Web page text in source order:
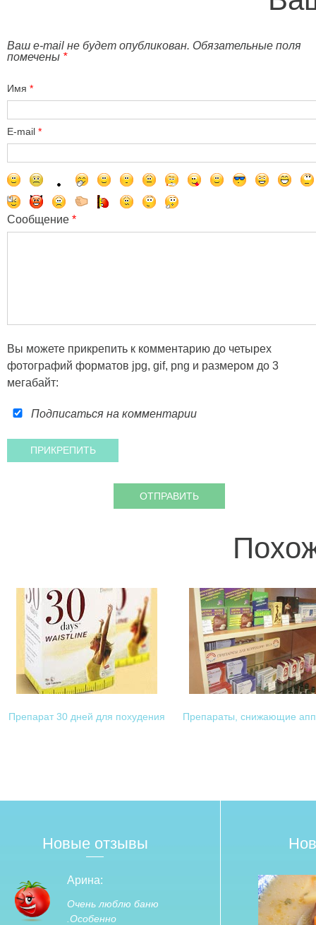
Ваш e-mail не будет опубликован. Обязательные поля
помечены *
Имя *
E-mail *
Сообщение *
Вы можете прикрепить к комментарию до четырех
фотографий форматов jpg, gif, png и размером до 3
мегабайт:
Подписаться на комментарии
Препарат 30 дней для похудения Препараты, снижающие
Новые отзывы
Арина:
Очень люблю баню
.Особенно